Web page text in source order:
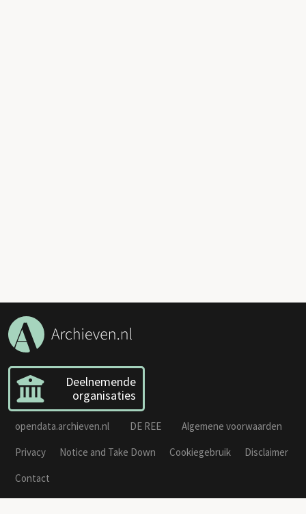
Deelnemende
organisaties
opendata.archieven.nl DE REE
Algemene voorwaarden
Privacy
Notice and Take Down Cookiegebruik
Disclaimer
Contact